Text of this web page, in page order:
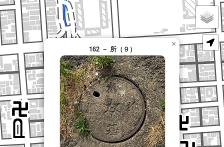
162 － 所（９）
×